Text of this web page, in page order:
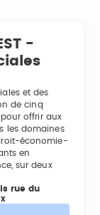
-
et des
de cinq
pour offrir aux
les domaines
économie-
en
sur deux
rue du